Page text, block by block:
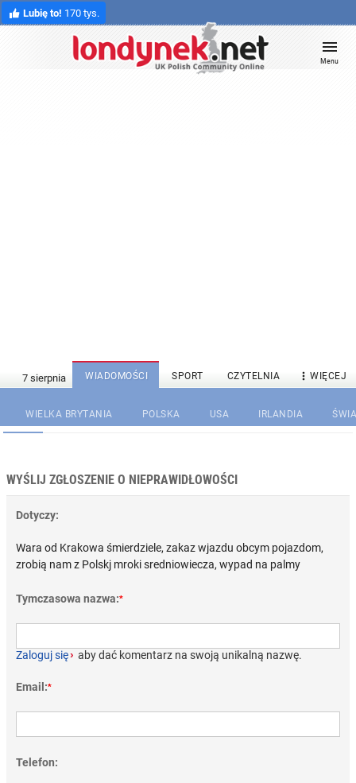
Lubię to! 170 tys.
Menu
WIADOMOŚCI SPORT CZYTELNIA  WIĘCEJ
WIELKA BRYTANIA POLSKA USA IRLANDIA
WYŚLIJ ZGŁOSZENIE O NIEPRAWIDŁOWOŚCI
Dotyczy:
Wara od Krakowa śmierdziele, zakaz wjazdu obcym pojazdom,
zrobią nam z Polskj mroki sredniowiecza, wypad na palmy
Tymczasowa nazwa:*
Zaloguj się› aby dać komentarz na swoją unikalną nazwę.
Email:*
Telefon: